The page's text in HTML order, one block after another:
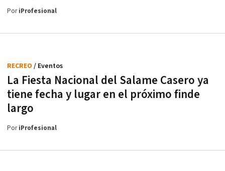
PoriProfesional
La Fiesta Nacional del Salame Casero ya
tiene fecha y lugar en el próximo finde
largo
RECREO / Eventos
PoriProfesional